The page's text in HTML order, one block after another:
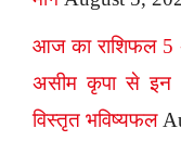
आज का राशिफल 5
असीम कृपा से इन 5
विस्तृत भविष्यफल